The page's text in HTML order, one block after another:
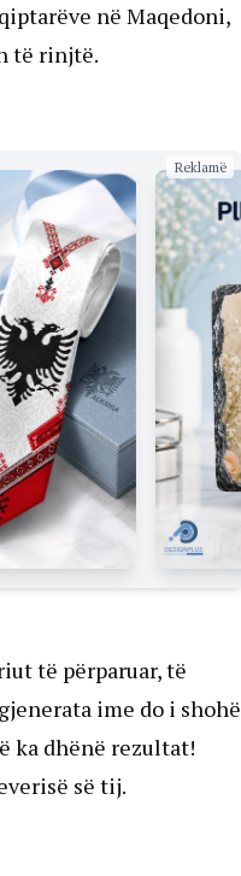
në Maqedoni,
të rinjtë.
Reklamë
të përparuar, të
ime do i shohë
ka dhënë rezultat!
së tij.